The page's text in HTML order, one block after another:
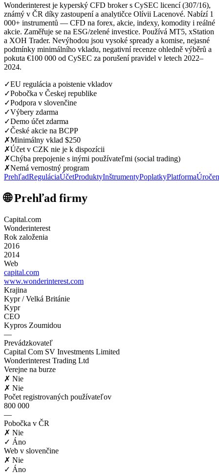
Wonderinterest je kyperský CFD broker s CySEC licencí (307/16),
známý v ČR díky zastoupení a analytičce Olívii Lacenové. Nabízí 1
000+ instrumentů — CFD na forex, akcie, indexy, komodity i reálné
akcie. Zaměřuje se na ESG/zelené investice. Používá MT5, xStation
a XOH Trader. Nevýhodou jsou vysoké spready a komise, nejasné
podmínky minimálního vkladu, negativní recenze ohledně výběrů a
pokuta €100 000 od CySEC za porušení pravidel v letech 2022–
2024.
✓EU regulácia a poistenie vkladov
✓Pobočka v Českej republike
✓Podpora v slovenčine
✓Výbery zdarma
✓Demo účet zdarma
✓České akcie na BCPP
✗Minimálny vklad $250
✗Účet v CZK nie je k dispozícii
✗Chýba prepojenie s inými používateľmi (social trading)
✗Nemá vernostný program
PrehľadReguláciaÚčetProduktyInštrumentyPoplatkyPlatforma
🌐 Prehľad firmy
Capital.com
Wonderinterest
Rok založenia
2016
2014
Web
capital.com
www.wonderinterest.com
Krajina
Kypr / Velká Británie
Kypr
CEO
Kypros Zoumidou
—
Prevádzkovateľ
Capital Com SV Investments Limited
Wonderinterest Trading Ltd
Verejne na burze
✗ Nie
✗ Nie
Počet registrovaných používateľov
800 000
—
Pobočka v ČR
✗ Nie
✓ Áno
Web v slovenčine
✗ Nie
✓ Áno